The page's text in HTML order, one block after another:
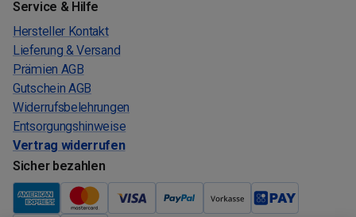
Service & Hilfe
Hersteller Kontakt
Lieferung & Versand
Prämien AGB
Gutschein AGB
Widerrufsbelehrungen
Entsorgungshinweise
Vertrag widerrufen
Sicher bezahlen